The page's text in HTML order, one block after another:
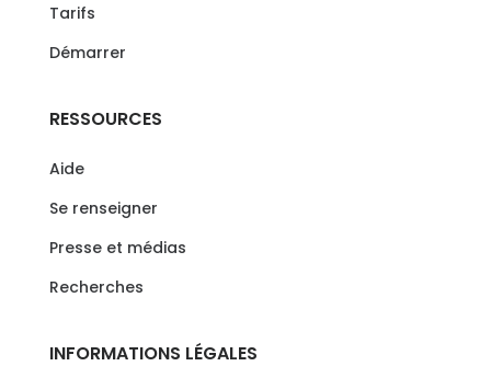
Tarifs
Démarrer
RESSOURCES
Aide
Se renseigner
Presse et médias
Recherches
INFORMATIONS LÉGALES